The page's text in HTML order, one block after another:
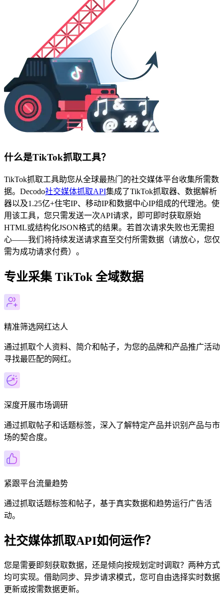
立即关注 Decodo德口多微信公众号，获取最新产
品动态、专属优惠及更多精彩内容！
立即关注 Decodo德口多微信公众号，获取最新产
品动态、专属优惠及更多精彩内容！
什么是TikTok抓取工具？
TikTok抓取工具助您从全球最热门的社交媒体平台收集所需数
据。Decodo社交媒体抓取API集成了TikTok抓取器、数据解析
器以及1.25亿+住宅IP、移动IP和数据中心IP组成的代理池。使
用该工具，您只需发送一次API请求，即可即时获取原始
HTML或结构化JSON格式的结果。若首次请求失败也无需担
心——我们将持续发送请求直至交付所需数据（请放心，您仅
需为成功请求付费）。
专业采集 TikTok 全域数据
精准筛选网红达人
通过抓取个人资料、简介和帖子，为您的品牌和产品推广活动
寻找最匹配的网红。
深度开展市场调研
通过抓取帖子和话题标签，深入了解特定产品并识别产品与市
场的契合度。
紧跟平台流量趋势
通过抓取话题标签和帖子，基于真实数据和趋势运行广告活
动。
社交媒体抓取API如何运作？
您是需要即刻获取数据，还是倾向按规划定时调取？两种方式
均可实现。借助同步、异步请求模式，您可自由选择实时数据
更新或按需数据更新。